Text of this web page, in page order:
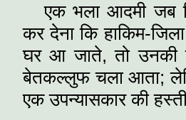
एक भला आदमी जब
कर देना कि हाकिम-
घर आ जाते, तो उनकी
बेतकल्लुफ चला आता;
एक उपन्यासकार की